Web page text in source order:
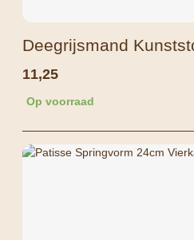
Deegrijsmand
11,25
Op voorraad